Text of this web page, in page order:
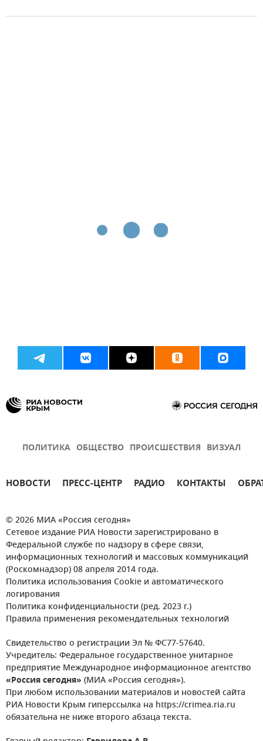
ПОЛИТИКА ОБЩЕСТВО ПРОИСШЕСТВИЯ ВИЗУАЛ
НОВОСТИ ПРЕСС-ЦЕНТР РАДИО КОНТАКТЫ
© 2026 МИА «Россия сегодня»
Сетевое издание РИА Новости зарегистрировано в
Федеральной службе по надзору в сфере связи,
информационных технологий и массовых коммуникаций
(Роскомнадзор) 08 апреля 2014 года.
Политика использования Cookie и автоматического
логирования
Политика конфиденциальности (ред. 2023 г.)
Правила применения рекомендательных технологий
Свидетельство о регистрации Эл № ФС77-57640.
Учредитель: Федеральное государственное унитарное
предприятие Международное информационное агентство
«Россия сегодня» (МИА «Россия сегодня»).
При любом использовании материалов и новостей сайта
РИА Новости Крым гиперссылка на https://crimea.ria.ru
обязательна не ниже второго абзаца текста.